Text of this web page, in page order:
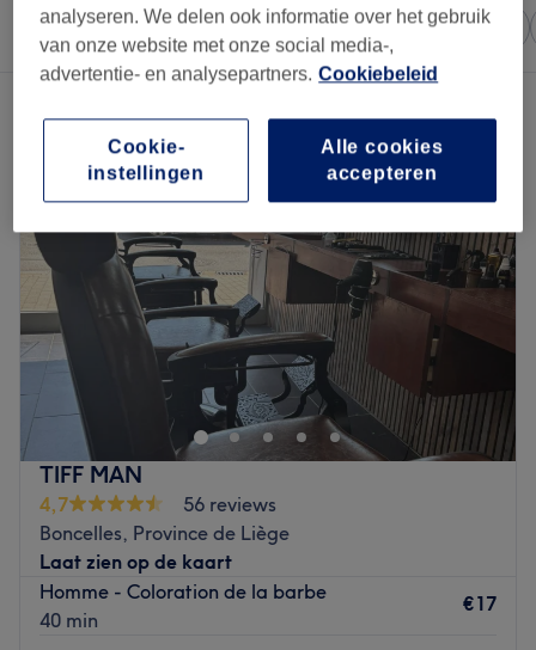
Sorteer op Elke prijs Salons Expresaanbiedingen
TIFF MAN
4,7
56 reviews
Boncelles, Province de Liège
Laat zien op de kaart
Homme - Coloration de la barbe
40 min
€17
analyseren. We delen ook informatie over het gebruik
van onze website met onze social media-,
advertentie- en analysepartners. Cookiebeleid
Alle cookies
accepteren
Cookie-
instellingen